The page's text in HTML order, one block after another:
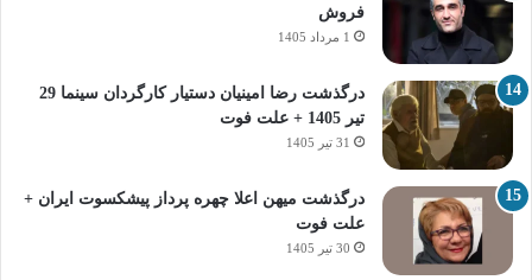
فروش
1 مرداد 1405
درگذشت رضا امینیان دستیار کارگردان سینما 29
تیر 1405 + علت فوت
31 تیر 1405
درگذشت میهن اعلا چهره پرداز پیشکسوت ایران +
علت فوت
30 تیر 1405